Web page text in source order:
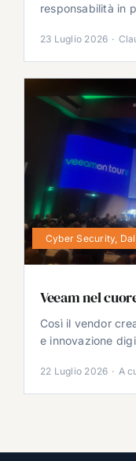
responsabilità in
23 Luglio 2026 ·
Cyber Security,
Veeam nel
Così il vendor
e innovazione
22 Luglio 2026 · A